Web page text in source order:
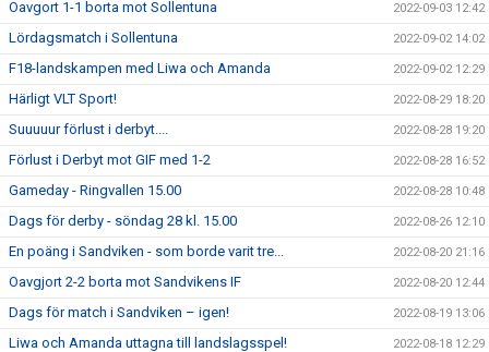
Oavgort 1-1 borta mot Sollentuna 2022-09-03 12:42
Lördagsmatch i Sollentuna 2022-09-02 14:02
F18-landskampen med Liwa och Amanda 2022-09-02 12:29
Härligt VLT Sport! 2022-08-29 18:20
Suuuuur förlust i derbyt.... 2022-08-28 19:20
Förlust i Derbyt mot GIF med 1-2 2022-08-28 16:52
Gameday - Ringvallen 15.00 2022-08-28 10:48
Dags för derby - söndag 28 kl. 15.00 2022-08-26 12:10
En poäng i Sandviken - som borde varit tre... 2022-08-20 21:16
Oavgjort 2-2 borta mot Sandvikens IF 2022-08-20 12:44
Dags för match i Sandviken – igen! 2022-08-19 13:06
Liwa och Amanda uttagna till landslagsspel! 2022-08-18 12:29